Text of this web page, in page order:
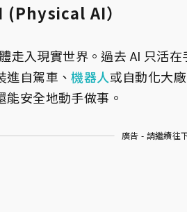
(Physical AI）
走入現實世界。過去 AI 只活
進自駕車、機器人或自動化大
能安全地動手做事。
廣告 - 請繼續往